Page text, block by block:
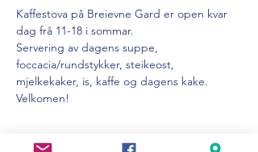
Kaffestova på Breievne Gard er open kvar
dag frå 11-18 i sommar.
Servering av dagens suppe,
foccacia/rundstykker, steikeost,
mjelkekaker, is, kaffe og dagens kake.
Velkomen!